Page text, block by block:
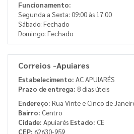
Funcionamento:
Segunda a Sexta: 09:00 às 17:00
Sábado: Fechado
Domingo: Fechado
Correios -Apuiares
Estabelecimento: AC APUIARÉS
Prazo de entrega: 8 dias úteis
Endereço: Rua Vinte e Cinco de
Bairro: Centro
Cidade: Apuiarés Estado: CE
CEP: 62630-959